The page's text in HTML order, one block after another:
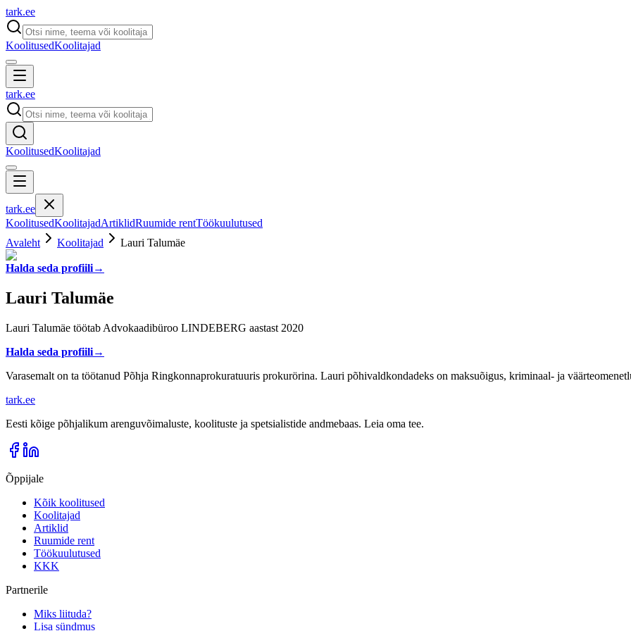
tark.ee
KoolitusedKoolitajad
tark.ee
KoolitusedKoolitajad
tark.ee
KoolitusedKoolitajadArtiklidRuumide rentTöökuulutused
Avaleht
Koolitajad Lauri Talumäe
Halda seda profiili→
Lauri Talumäe
Lauri Talumäe töötab Advokaadibüroo LINDEBERG aastast 2020
Halda seda profiili→
Varasemalt on ta töötanud Põhja Ringkonnaprokuratuuris prokurörina. Lauri põhivaldkondadeks on maksuõigus, kriminaal- ja
tark.ee
Eesti kõige põhjalikum arenguvõimaluste, koolituste ja spetsialistide andmebaas. Leia oma tee.
Õppijale
Kõik koolitused
Koolitajad
Artiklid
Ruumide rent
Töökuulutused
KKK
Partnerile
Miks liituda?
Lisa sündmus